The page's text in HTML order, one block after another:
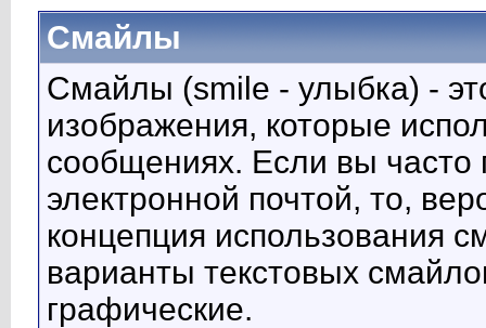
Смайлы
Смайлы (smile - улыбка) -
изображения, которые
сообщениях. Если вы часто
электронной почтой, то,
концепция использования
варианты текстовых
графические.